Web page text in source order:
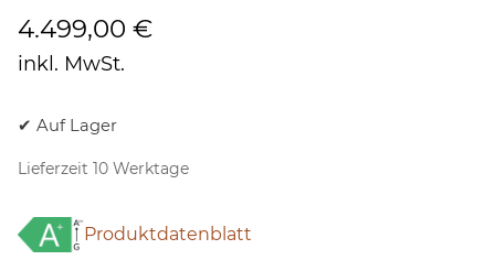
4.499,00 €
inkl. MwSt.
✔ Auf Lager
Lieferzeit 10 Werktage
Produktdatenblatt